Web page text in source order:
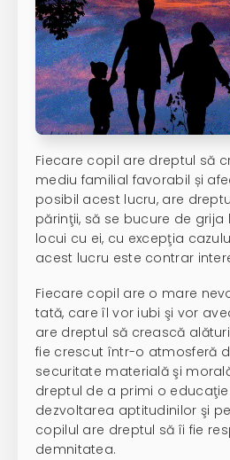
Fiecare copil are dreptul să
mediu familial favorabil și
posibil acest lucru, are
părinţii, să se bucure de grija
locui cu ei, cu excepţia
acest lucru este contrar
Fiecare copil are o mare
tată, care îl vor iubi şi vor
are dreptul să crească
fie crescut într-o atmosferă
securitate materială şi
dreptul de a primi o
dezvoltarea aptitudinilor şi
copilul are dreptul să îi fie
demnitatea.